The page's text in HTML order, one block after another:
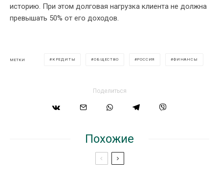
историю. При этом долговая нагрузка клиента не должна
превышать 50% от его доходов.
МЕТКИ КРЕДИТЫ ОБЩЕСТВО РОССИЯ ФИНАНСЫ
Поделиться
Похожие